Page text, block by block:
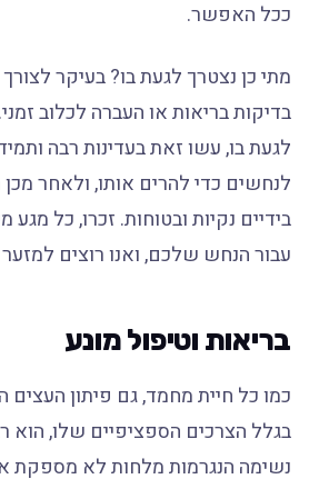
ככל האפשר.
מתי כן נצטרך לגעת בו? בעיקר לצורך
בדיקות בריאות או העברה לכלוב
לגעת בו, עשו זאת בעדינות רבה
לנחשים כדי להרים אותו, ולאחר מכן
בידיים נקיות ובטוחות. זכרו, כל מגע
עבור הנחש שלכם, ואנו רוצים
בריאות וטיפול מונע
כמו כל חיית מחמד, גם פיתון העצים
בגלל הצרכים הספציפיים שלו, הוא
נשימה הנגרמות מלחות לא מספקת